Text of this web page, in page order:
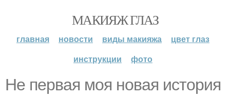
МАКИЯЖ ГЛАЗ
главная новости виды макияжа
цвет глаз
инструкции
фото
Не первая моя новая история